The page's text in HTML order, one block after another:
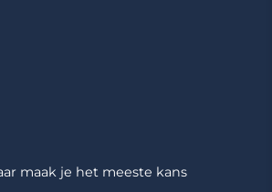
maak je het meeste kans